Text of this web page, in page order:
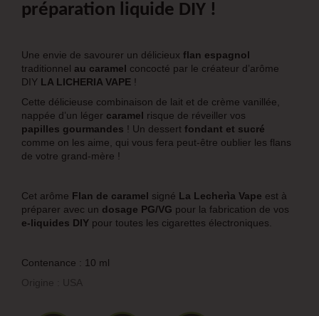
préparation liquide DIY !
Une envie de savourer un délicieux flan espagnol
traditionnel au caramel concocté par le créateur d’arôme
DIY LA LICHERIA VAPE !
Cette délicieuse combinaison de lait et de crème vanillée,
nappée d’un léger caramel risque de réveiller vos
papilles gourmandes ! Un dessert fondant et sucré
comme on les aime, qui vous fera peut-être oublier les flans
de votre grand-mère !
Cet arôme Flan de caramel signé La Lecherìa Vape est à
préparer avec un dosage PG/VG pour la fabrication de vos
e-liquides DIY pour toutes les cigarettes électroniques.
Contenance : 10 ml
Origine : USA